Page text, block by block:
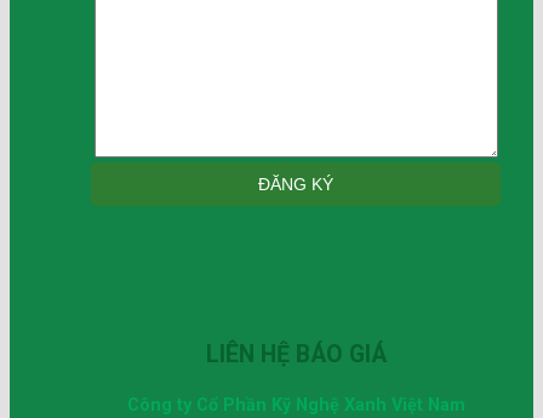
LIÊN HỆ BÁO GIÁ
Công ty Cổ Phần Kỹ Nghệ Xanh Việt Nam